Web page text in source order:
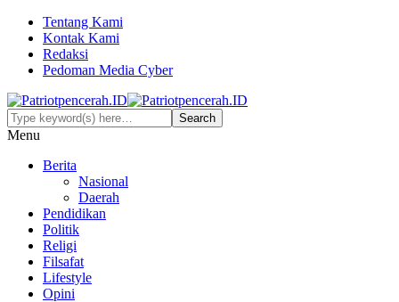
Tentang Kami
Kontak Kami
Redaksi
Pedoman Media Cyber
Menu
Berita
Nasional
Daerah
Pendidikan
Politik
Religi
Filsafat
Lifestyle
Opini